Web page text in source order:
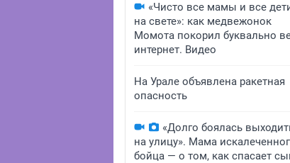
«Чисто все мамы и все
на свете»: как медвежонок
Момота покорил буквально
интернет. Видео
На Урале объявлена ракетная
опасность
«Долго боялась
на улицу». Мама
бойца — о том, как спасает